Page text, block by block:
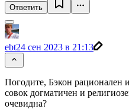
Ответить
ebt24 сен 2023 в 21:13
Погодите, Бэкон рационален
совок догматичен и
очевидна?